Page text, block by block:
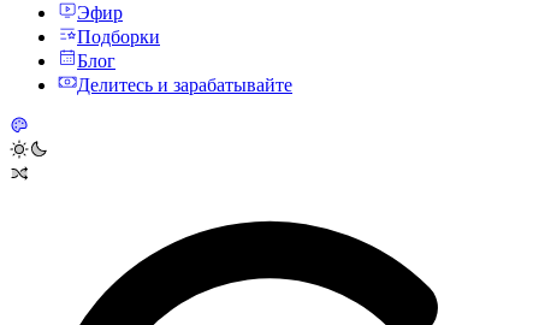
Эфир
Подборки
Блог
Делитесь и зарабатывайте